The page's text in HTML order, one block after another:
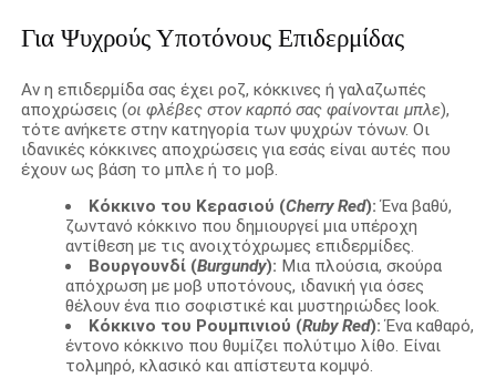
Για Ψυχρούς Υποτόνους Επιδερμίδας
Αν η επιδερμίδα σας έχει ροζ, κόκκινες ή γαλαζωπές
αποχρώσεις (οι φλέβες στον καρπό σας φαίνονται μπλε),
τότε ανήκετε στην κατηγορία των ψυχρών τόνων. Οι
ιδανικές κόκκινες αποχρώσεις για εσάς είναι αυτές που
έχουν ως βάση το μπλε ή το μοβ.
Κόκκινο του Κερασιού (Cherry Red): Ένα βαθύ,
ζωντανό κόκκινο που δημιουργεί μια υπέροχη
αντίθεση με τις ανοιχτόχρωμες επιδερμίδες.
Βουργουνδί (Burgundy): Μια πλούσια, σκούρα
απόχρωση με μοβ υποτόνους, ιδανική για όσες
θέλουν ένα πιο σοφιστικέ και μυστηριώδες look.
Κόκκινο του Ρουμπινιού (Ruby Red): Ένα καθαρό,
έντονο κόκκινο που θυμίζει πολύτιμο λίθο. Είναι
τολμηρό, κλασικό και απίστευτα κομψό.